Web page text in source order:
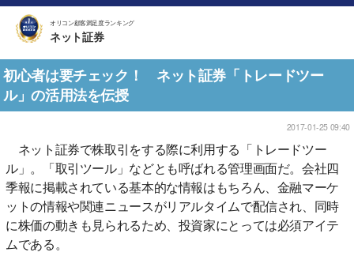
オリコン顧客満足度ランキング
ネット証券
初心者は要チェック！ ネット証券「トレードツー
ル」の活用法を伝授
2017-01-25 09:40
ネット証券で株取引をする際に利用する「トレードツー
ル」。「取引ツール」などとも呼ばれる管理画面だ。会社四
季報に掲載されている基本的な情報はもちろん、金融マーケ
ットの情報や関連ニュースがリアルタイムで配信され、同時
に株価の動きも見られるため、投資家にとっては必須アイテ
ムである。